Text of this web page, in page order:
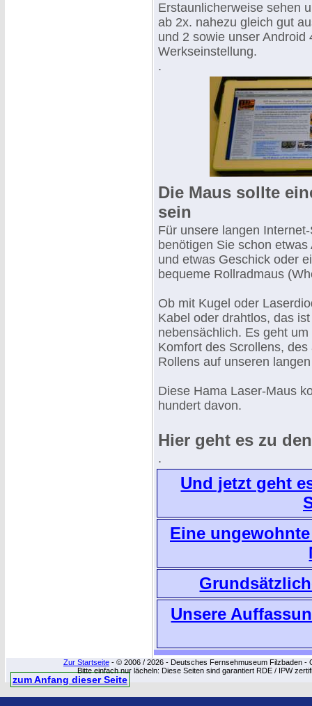
Erstaunlicherweise sehen
ab 2x. nahezu gleich gut
und 2 sowie unser
Werkseinstellung.
.
Die Maus sollte
sein
Für unsere langen
benötigen Sie schon etwas
und etwas Geschick oder
bequeme Rollradmaus
Ob mit Kugel oder
Kabel oder drahtlos, das ist
nebensächlich. Es geht um
Komfort des Scrollens, des
Rollens auf unseren
Diese Hama Laser-Maus
hundert davon.
Hier geht es zu
.
Und jetzt geht
Eine
Unsere
Zur Startseite - © 2006 / 2026 - Deutsches Fernsehmuseum Filzbaden -
Bitte einfach nur lächeln: Diese Seiten sind garantiert RDE / IPW
zum Anfang dieser Seite